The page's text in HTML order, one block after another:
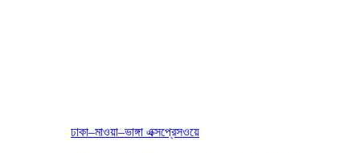
ঢাকা–মাওয়া–ভাঙ্গা এক্সপ্রেসওয়ে